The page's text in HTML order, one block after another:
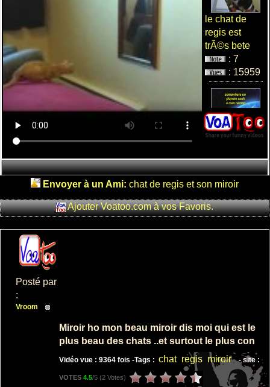
le chat de
regis est
trÃ©s bete
: 7
: 15959
REGIS 2008
: 13
: 20838
REGIS et son
4x4
Envoyer à un Ami: chat de regis et son miroir
Ajouter Voatoo.com à vos Favoris.
Posté par
:
Vroom
Miroir ho mon beau miroir dis moi qui est le
plus beau des chats ..et surtout le plus con
Vidéo vue : 9364 fois -Tags : chat regis miroir - site :
VOTES 4.5/5 (2 Votes)